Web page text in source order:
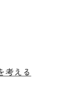
考える